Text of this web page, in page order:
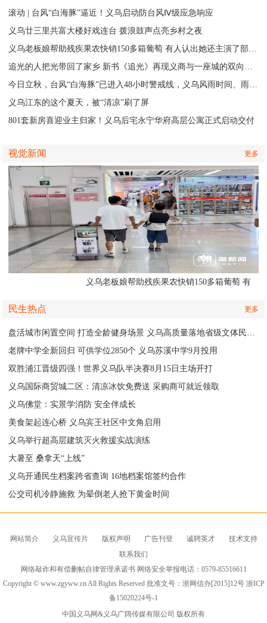
滚动 | 台风“白海豚”逼近！义乌启动防台风Ⅳ级应急响应
义乌廿三里共富大楼好戏连台 拨浪鼓声点亮乡村之夜
义乌老板娘帮助残疾果农快销150多箱葡萄 有人认出她还主演了部短剧
追光的人把光带回了家乡 新书《追光》再现义商与一座城的双向奔赴
今日立秋，台风“白海豚”已进入48小时警戒线，义乌风雨时间、雨量公布
义乌江东的这个夏天，被“清凉”刷了屏
801套新房喜迎业主归家！义乌后宅永宁华府高层公寓正式启动交付
视觉新闻 更多
义乌老板娘帮助残疾果农快销150多箱葡萄 有
民生热点 更多
盘活城市闲置空间 打造全龄健身场景 义乌高质量落地省级文体民生实事
老牌中学全新回归 可供学位2850个 义乌苏溪中学9月投用
双胜浦江晋级四强！世界义乌队半决赛8月15日主场开打
义乌国际商贸城二区：清凉冰饮免费送 采购商可就近领取
义乌佛堂：实景学消防 安全伴成长
美食架起连心桥 义乌宾王社区中文角启用
义乌举行超高层建筑灭火救援实战演练
大暑至 桑拿天“上线”
义乌开通民生档案跨省查询 16地档案馆签约合作
公交司机冷静施救 为晕倒老人抢下黄金时间
网站简介 义乌宣传片 版权声明 广告刊登 诚聘英才
技术支持
联系我们
网络敲诈和有偿删帖自律管理承诺书 网络安全举报电话：0579-85516611
Copyright © www.zgyww.cn All Rights Reserved 批准文号：浙网信办[2015]12号 浙ICP
备15020224号-1
中国义乌网&义乌广阔传媒有限公司 版权所有